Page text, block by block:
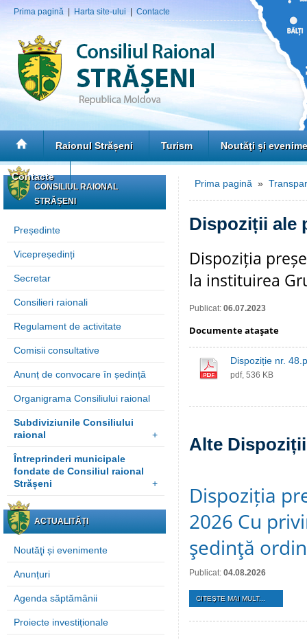
Prima pagină Harta site-ului Contacte
Raionul Strășeni Turism Noutăţi și
Contacte
CONSILIUL RAIONAL
STRĂȘENI
Președinte
Vicepreședinți
Secretar
Consilieri raionali
Regulament de activitate
Comisii consultative
Anunț de convocare în ședință
Organigrama Consiliului raional
Subdiviziunile Consiliului
raional
+
Întreprinderi municipale
fondate de Consiliul raional
Strășeni
+
ACTUALITĂȚI
Noutăţi și evenimente
Anunțuri
Agenda săptămânii
Proiecte investiționale
Prima pagină »
Dispoziții ale
Dispoziția
la instituirea
Publicat: 06.07.2023
Documente ataşate
Dispoziție nr.
pdf, 536 KB
Alte
Dispoziția
2026 Cu
şedinţă
Publicat: 04.08.2026
CITEŞTE MAI MULT...